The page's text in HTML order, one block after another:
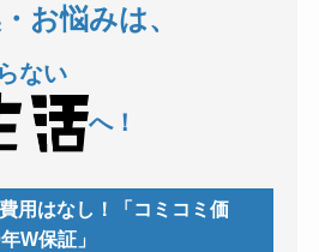
お悩みは、
ない
へ！
用はなし！「コミコミ価
W保証」